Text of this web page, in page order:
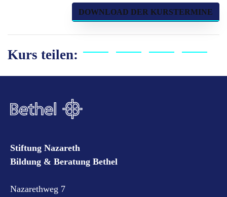
DOWNLOAD DER KURSTERMINE
Kurs teilen:
Stiftung Nazareth
Bildung & Beratung Bethel
Nazarethweg 7